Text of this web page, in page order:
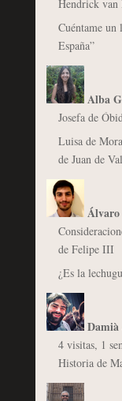
Hendrick van
Cuéntame
España”
Alba
Josefa de
Luisa de
de Juan de
Álvaro
de Felipe III
¿Es la
4 visitas, 1
Historia de